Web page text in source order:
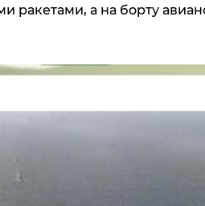
ракетами, а на борту